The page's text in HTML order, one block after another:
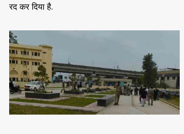
रद कर दिया है.